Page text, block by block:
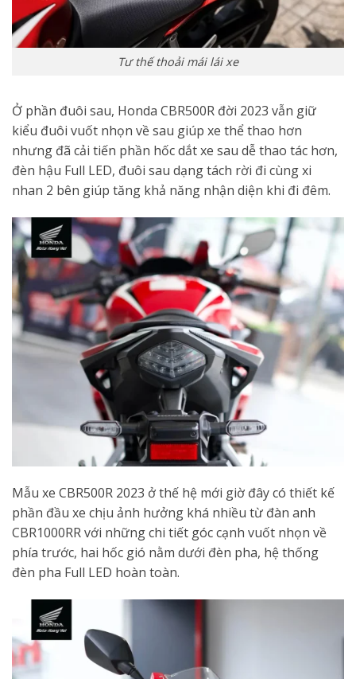
Tư thế thoải mái lái xe
Ở phần đuôi sau, Honda CBR500R đời 2023 vẫn giữ
kiểu đuôi vuốt nhọn về sau giúp xe thể thao hơn
nhưng đã cải tiến phần hốc dắt xe sau dễ thao tác hơn,
đèn hậu Full LED, đuôi sau dạng tách rời đi cùng xi
nhan 2 bên giúp tăng khả năng nhận diện khi đi đêm.
Mẫu xe CBR500R 2023 ở thế hệ mới giờ đây có thiết kế
phần đầu xe chịu ảnh hưởng khá nhiều từ đàn anh
CBR1000RR với những chi tiết góc cạnh vuốt nhọn về
phía trước, hai hốc gió nằm dưới đèn pha, hệ thống
đèn pha Full LED hoàn toàn.